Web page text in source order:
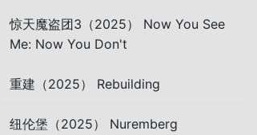
惊天魔盗团3（2025） Now You See
Me: Now You Don't
重建（2025） Rebuilding
纽伦堡（2025） Nuremberg